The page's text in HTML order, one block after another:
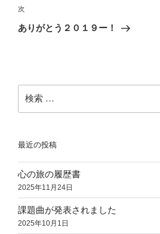
ビ
ゲ
ン
投
稿
次
の
次
ありがとう２０１９ー！
索:
最近の投稿
心の旅の履歴書
2025年11月24日
課題曲が発表されました
2025年10月1日